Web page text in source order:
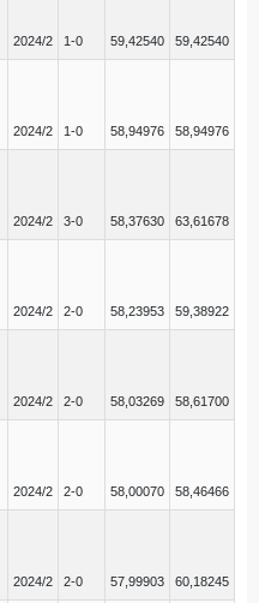
2024/2 1-0 59,42540 59,42540
2024/2 1-0 58,94976 58,94976
2024/2 3-0 58,37630 63,61678
2024/2 2-0 58,23953 59,38922
2024/2 2-0 58,03269 58,61700
2024/2 2-0 58,00070 58,46466
2024/2 2-0 57,99903 60,18245